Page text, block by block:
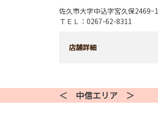
佐久市大字中込字宮久保2469−1
ＴＥＬ：0267-62-8311
店舗詳細
＜ 中信エリア ＞